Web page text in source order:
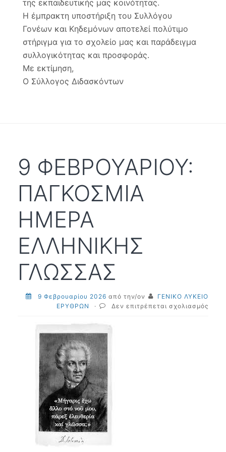
της εκπαιδευτικής μας κοινότητας.
Η έμπρακτη υποστήριξη του Συλλόγου
Γονέων και Κηδεμόνων αποτελεί πολύτιμο
στήριγμα για το σχολείο μας και παράδειγμα
συλλογικότητας και προσφοράς.
Με εκτίμηση,
Ο Σύλλογος Διδασκόντων
9 ΦΕΒΡΟΥΑΡΙΟΥ:
ΠΑΓΚΟΣΜΙΑ
ΗΜΕΡΑ
ΕΛΛΗΝΙΚΗΣ
ΓΛΩΣΣΑΣ
9 Φεβρουαρίου 2026 από την/ον
ΓΕΝΙΚΟ ΛΥΚΕΙΟ
ΕΡΥΘΡΩΝ
· Δεν επιτρέπεται σχολιασμός